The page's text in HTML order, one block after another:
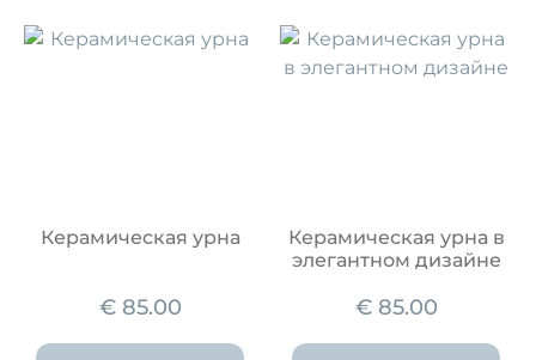
Керамическая урна
€85.00
Керамическая урна в
элегантном дизайне
€85.00